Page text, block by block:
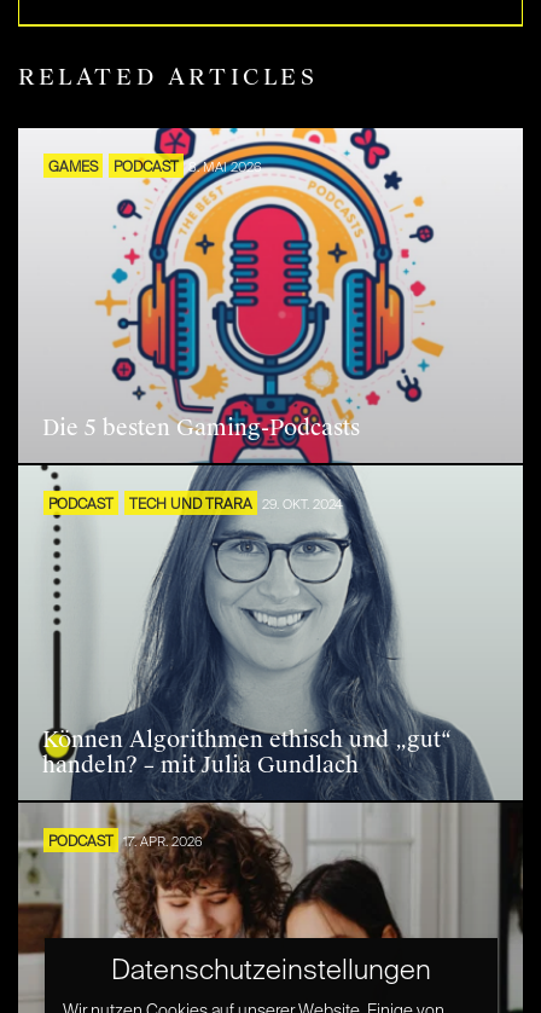
RELATED ARTICLES
GAMES PODCAST 8. MAI 2026
Die 5 besten Gaming-Podcasts
PODCAST TECH UND TRARA 29. OKT. 2024
Können Algorithmen ethisch und „gut“
handeln? – mit Julia Gundlach
PODCAST 17. APR. 2026
Datenschutzeinstellungen